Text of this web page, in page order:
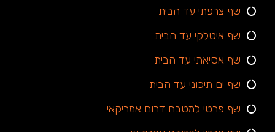
שף צרפתי עד הבית
שף איטלקי עד הבית
שף אסיאתי עד הבית
שף ים תיכוני עד הבית
שף פרטי למטבח דרום אמריקאי